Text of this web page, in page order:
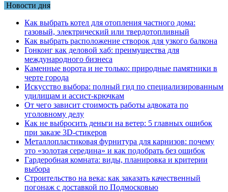
Новости дня
Как выбрать котел для отопления частного дома:
газовый, электрический или твердотопливный
Как выбрать расположение створок для узкого балкона
Гонконг как деловой хаб: преимущества для
международного бизнеса
Каменные ворота и не только: природные памятники в
черте города
Искусство выбора: полный гид по специализированным
удилищам и ассист-крючкам
От чего зависит стоимость работы адвоката по
уголовному делу
Как не выбросить деньги на ветер: 5 главных ошибок
при заказе 3D-стикеров
Металлопластиковая фурнитура для карнизов: почему
это «золотая середина» и как подобрать без ошибок
Гардеробная комната: виды, планировка и критерии
выбора
Строительство на века: как заказать качественный
погонаж с доставкой по Подмосковью